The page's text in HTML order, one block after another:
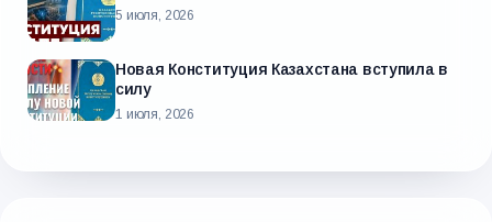
5 июля, 2026
Новая Конституция Казахстана вступила в
силу
1 июля, 2026